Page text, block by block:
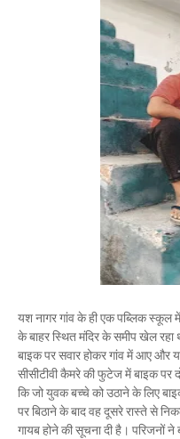
यश नागर गांव के ही एक पब्लिक स्कूल
के बाहर स्थित मंदिर के समीप खेल
बाइक पर सवार होकर गांव में आए और
सीसीटीवी कैमरे की फुटेज में बाइक पर
कि जो युवक बच्चे को उठाने के लिए
पर बिठाने के बाद वह दूसरे रास्ते से
गायब होने की सूचना दी है। परिजनों